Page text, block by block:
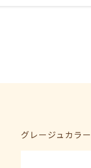
グレージュカラー